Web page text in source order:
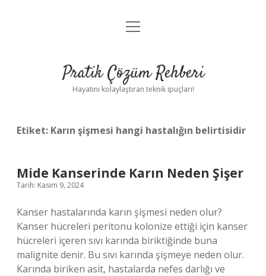
Anasayfa
Yasal Uyarı
menüyü
Pratik Çözüm Rehberi
Hayatını kolaylaştıran teknik ipuçları!
Etiket: Karın şişmesi hangi hastalığın belirtisidir
Mide Kanserinde Karın Neden Şişer
Tarih: Kasım 9, 2024
Kanser hastalarında karın şişmesi neden olur?
Kanser hücreleri peritonu kolonize ettiği için kanser
hücreleri içeren sıvı karında biriktiğinde buna
malignite denir. Bu sıvı karında şişmeye neden olur.
Karında biriken asit, hastalarda nefes darlığı ve